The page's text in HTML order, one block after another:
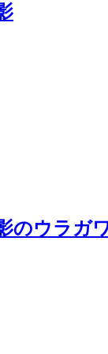
のウラガワ